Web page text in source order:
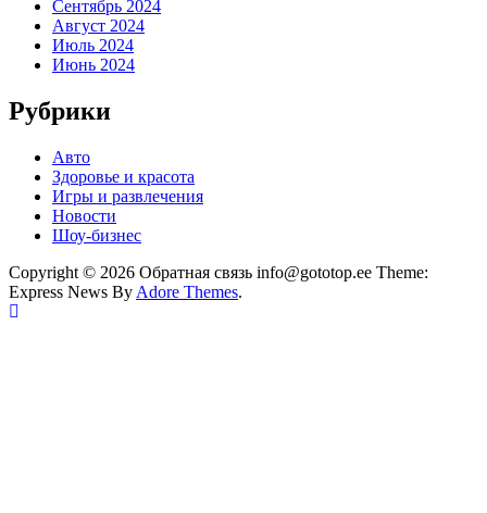
Сентябрь 2024
Август 2024
Июль 2024
Июнь 2024
Рубрики
Авто
Здоровье и красота
Игры и развлечения
Новости
Шоу-бизнес
Copyright © 2026 Обратная связь info@gototop.ee Theme:
Express News By Adore Themes.